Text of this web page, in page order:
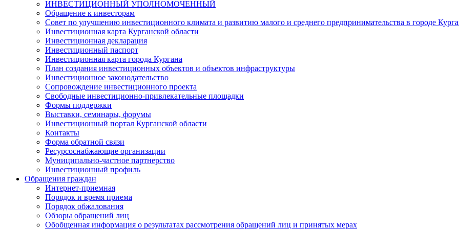
ИНВЕСТИЦИОННЫЙ УПОЛНОМОЧЕННЫЙ
Обращение к инвесторам
Совет по улучшению инвестиционного климата и развитию малого и среднего предпринимательства в городе
Инвестиционная карта Курганской области
Инвестиционная декларация
Инвестиционный паспорт
Инвестиционная карта города Кургана
План создания инвестиционных объектов и объектов инфраструктуры
Инвестиционное законодательство
Сопровождение инвестиционного проекта
Свободные инвестиционно-привлекательные площадки
Формы поддержки
Выставки, семинары, форумы
Инвестиционный портал Курганской области
Контакты
Форма обратной связи
Ресурсоснабжающие организации
Муниципально-частное партнерство
Инвестиционный профиль
Обращения граждан
Интернет-приемная
Порядок и время приема
Порядок обжалования
Обзоры обращений лиц
Обобщенная информация о результатах рассмотрения обращений лиц и принятых мерах